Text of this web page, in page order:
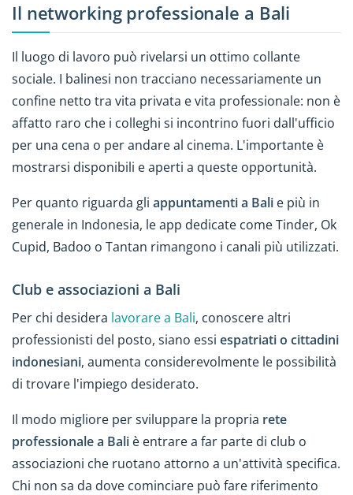
Il networking professionale a Bali
Il luogo di lavoro può rivelarsi un ottimo collante
sociale. I balinesi non tracciano necessariamente un
confine netto tra vita privata e vita professionale: non è
affatto raro che i colleghi si incontrino fuori dall'ufficio
per una cena o per andare al cinema. L'importante è
mostrarsi disponibili e aperti a queste opportunità.
Per quanto riguarda gli appuntamenti a Bali e più in
generale in Indonesia, le app dedicate come Tinder, Ok
Cupid, Badoo o Tantan rimangono i canali più utilizzati.
Club e associazioni a Bali
Per chi desidera lavorare a Bali, conoscere altri
professionisti del posto, siano essi espatriati o cittadini
indonesiani, aumenta considerevolmente le possibilità
di trovare l'impiego desiderato.
Il modo migliore per sviluppare la propria rete
professionale a Bali è entrare a far parte di club o
associazioni che ruotano attorno a un'attività specifica.
Chi non sa da dove cominciare può fare riferimento